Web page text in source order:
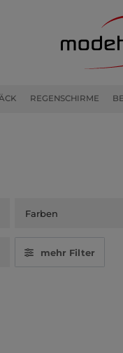
REGENSCHIRME
Farben
mehr Filter